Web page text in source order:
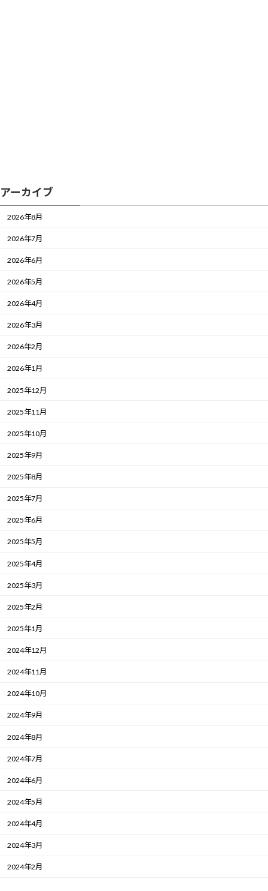
アーカイブ
2026年8月
2026年7月
2026年6月
2026年5月
2026年4月
2026年3月
2026年2月
2026年1月
2025年12月
2025年11月
2025年10月
2025年9月
2025年8月
2025年7月
2025年6月
2025年5月
2025年4月
2025年3月
2025年2月
2025年1月
2024年12月
2024年11月
2024年10月
2024年9月
2024年8月
2024年7月
2024年6月
2024年5月
2024年4月
2024年3月
2024年2月